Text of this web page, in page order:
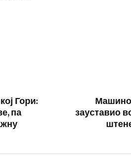
Гори:
па зауставио